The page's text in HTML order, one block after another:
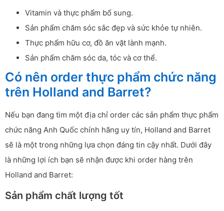
Vitamin và thực phẩm bổ sung.
Sản phẩm chăm sóc sắc đẹp và sức khỏe tự nhiên.
Thực phẩm hữu cơ, đồ ăn vặt lành mạnh.
Sản phẩm chăm sóc da, tóc và cơ thể.
Có nên order thực phẩm chức năng
trên Holland and Barret?
Nếu bạn đang tìm một địa chỉ order các sản phẩm thực phẩm
chức năng Anh Quốc chính hãng uy tín, Holland and Barret
sẽ là một trong những lựa chọn đáng tin cậy nhất. Dưới đây
là những lợi ích bạn sẽ nhận được khi order hàng trên
Holland and Barret:
Sản phẩm chất lượng tốt